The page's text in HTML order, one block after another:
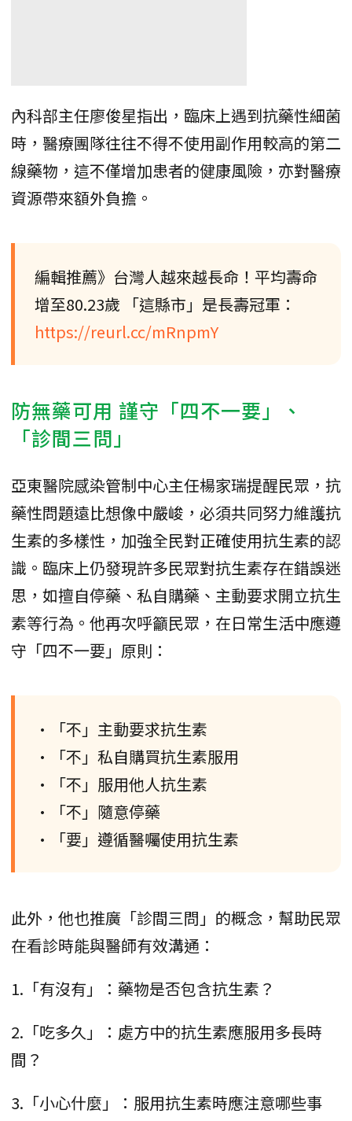
內科部主任廖俊星指出，臨床上遇到抗藥性細菌
時，醫療團隊往往不得不使用副作用較高的第二
線藥物，這不僅增加患者的健康風險，亦對醫療
資源帶來額外負擔。
編輯推薦》台灣人越來越長命！平均壽命
增至80.23歲 「這縣市」是長壽冠軍：
https://reurl.cc/mRnpmY
防無藥可用 謹守「四不一要」、
「診間三問」
亞東醫院感染管制中心主任楊家瑞提醒民眾，抗
藥性問題遠比想像中嚴峻，必須共同努力維護抗
生素的多樣性，加強全民對正確使用抗生素的認
識。臨床上仍發現許多民眾對抗生素存在錯誤迷
思，如擅自停藥、私自購藥、主動要求開立抗生
素等行為。他再次呼籲民眾，在日常生活中應遵
守「四不一要」原則：
•「不」主動要求抗生素
•「不」私自購買抗生素服用
•「不」服用他人抗生素
•「不」隨意停藥
•「要」遵循醫囑使用抗生素
此外，他也推廣「診間三問」的概念，幫助民眾
在看診時能與醫師有效溝通：
1.「有沒有」：藥物是否包含抗生素？
2.「吃多久」：處方中的抗生素應服用多長時
間？
3.「小心什麼」：服用抗生素時應注意哪些事